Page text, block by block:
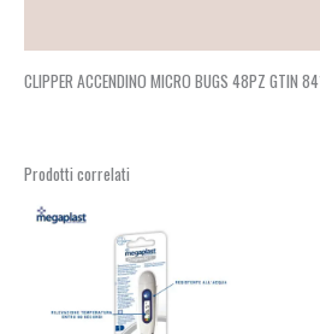
CLIPPER ACCENDINO MICRO BUGS 48PZ GTIN
Prodotti correlati